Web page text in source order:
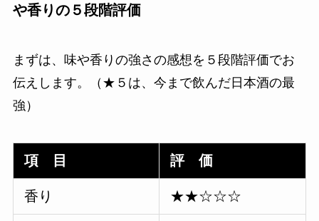
や香りの５段階評価
まずは、味や香りの強さの感想を５段階評価でお
伝えします。（★５は、今まで飲んだ日本酒の最
強）
項 目 評 価
香り ★★☆☆☆